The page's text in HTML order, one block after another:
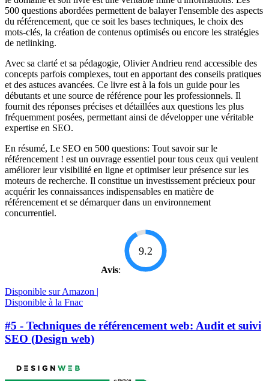
500 questions abordées permettent de balayer l'ensemble des aspects
du référencement, que ce soit les bases techniques, le choix des
mots-clés, la création de contenus optimisés ou encore les stratégies
de netlinking.
Avec sa clarté et sa pédagogie, Olivier Andrieu rend accessible des
concepts parfois complexes, tout en apportant des conseils pratiques
et des astuces avancées. Ce livre est à la fois un guide pour les
débutants et une source de référence pour les professionnels. Il
fournit des réponses précises et détaillées aux questions les plus
fréquemment posées, permettant ainsi de développer une véritable
expertise en SEO.
En résumé, Le SEO en 500 questions: Tout savoir sur le
référencement ! est un ouvrage essentiel pour tous ceux qui veulent
améliorer leur visibilité en ligne et optimiser leur présence sur les
moteurs de recherche. Il constitue un investissement précieux pour
acquérir les connaissances indispensables en matière de
référencement et se démarquer dans un environnement
concurrentiel.
Avis:
9.2
Disponible sur Amazon |
Disponible à la Fnac
#5 - Techniques de référencement web: Audit et suivi
SEO (Design web)